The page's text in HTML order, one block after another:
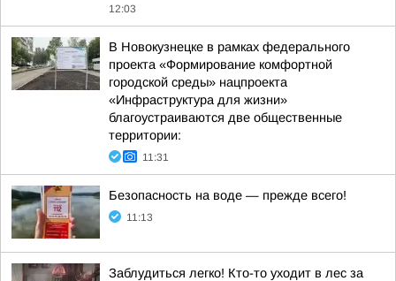
12:03
В Новокузнецке в рамках федерального
проекта «Формирование комфортной
городской среды» нацпроекта
«Инфраструктура для жизни»
благоустраиваются две общественные
территории:
11:31
Безопасность на воде — прежде всего!
11:13
Заблудиться легко! Кто-то уходит в лес за